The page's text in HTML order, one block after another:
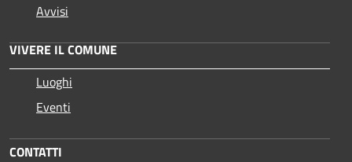
Avvisi
VIVERE IL COMUNE
Luoghi
Eventi
CONTATTI